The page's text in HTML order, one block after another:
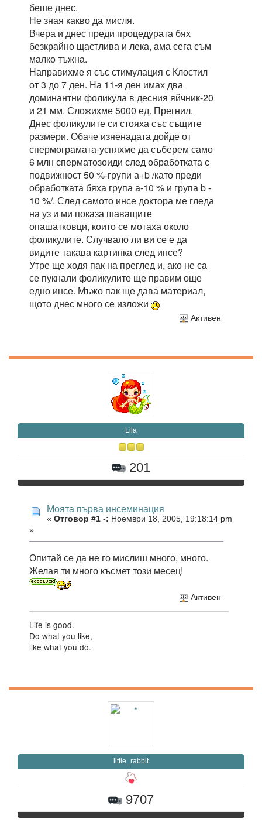
беше днес.
Не зная какво да мисля.
Вчера и днес преди процедурата бях
безкрайно щастлива и лека, ама сега съм
малко тъжна.
Направихме я със стимулация с Клостил
от 3 до 7 ден. На 11-я ден имах два
доминантни фоликула в десния яйчник-20
и 21 мм. Сложихме 5000 ед. Прегнил.
Днес фоликулите си стояха със същите
размери. Обаче изненадата дойде от
спермограмата-успяхме да съберем само
6 млн сперматозоиди след обработката с
подвижност 50 %-групи а+b /като преди
обработката бяха група а-10 % и група b -
10 %/. След самото инсе доктора ме гледа
на уз и ми показа шаващите
опашатковци, които се мотаха около
фоликулите. Случвало ли ви се е да
видите такава картинка след инсе?
Утре ще ходя пак на преглед и, ако не са
се пукнали фоликулите ще правим още
едно инсе. Мъжо пак ще дава материал,
щото днес много се изложи
Активен
Lila
201
Моята първа инсеминация
« Отговор #1 -: Ноември 18, 2005, 19:18:14 pm
»
Опитай се да не го мислиш много, много.
Желая ти много късмет този месец!
Активен
Life is good.
Do what you like,
like what you do.
little_rabbit
9707